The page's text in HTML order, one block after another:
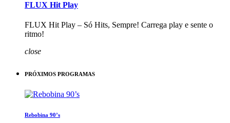
FLUX Hit Play
FLUX Hit Play – Só Hits, Sempre! Carrega play e sente o
ritmo!
close
PRÓXIMOS PROGRAMAS
Rebobina 90’s